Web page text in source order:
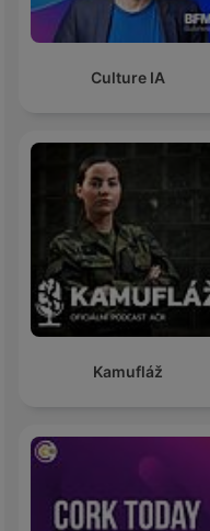
Culture IA
Kamufláž